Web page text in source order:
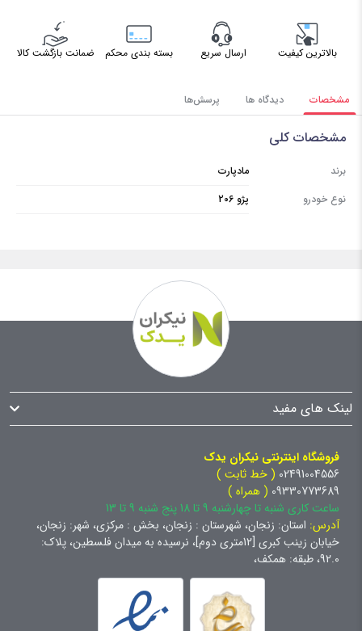
بالاترین کیفیت ارسال سریع بسته بندی محکم ضمانت بازگشت کالا
مشخصات دیدگاه ها پرسش‌ها
مشخصات کلی
برند
مادپارت
نوع خودرو
پژو 206
لینک های مفید
فروشگاه اینترنتی نیکران یدک
02491004556 ( خط ثابت )
09330773689 ( همراه )
ساعت کاری شنبه تا چهارشنبه 9 تا 18 پنج شنبه 9 تا 13
آدرس: استان: زنجان، شهرستان : زنجان، بخش : مرکزی، شهر: زنجان،
خیابان زینب کبری [12متری دوم]، نرسیده به میدان فلسطین، پلاک:
92.0، طبقه: همکف،